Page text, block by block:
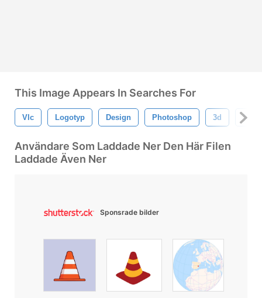
This Image Appears In Searches For
Vlc Logotyp Design Photoshop 3d
Användare Som Laddade Ner Den Här Filen
Laddade Även Ner
Sponsrade bilder